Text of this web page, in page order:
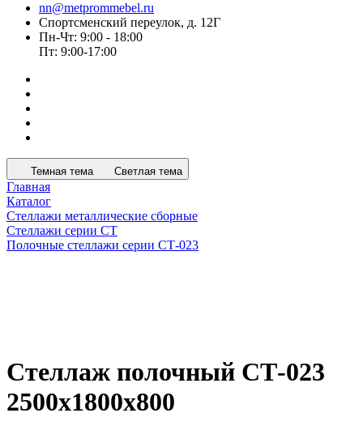
nn@metprommebel.ru
Спортсменский переулок, д. 12Г
Пн-Чт: 9:00 - 18:00
Пт: 9:00-17:00
Темная тема Светлая тема
Главная
Каталог
Стеллажи металлические сборные
Стеллажи серии СТ
Полочные стеллажи серии СТ-023
Стеллаж полочный СТ-023
2500х1800х800